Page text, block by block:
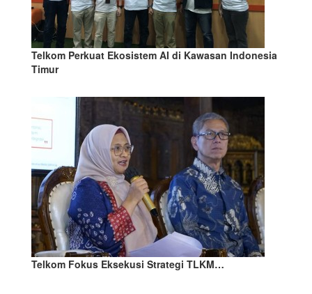
Telkom Perkuat Ekosistem AI di Kawasan Indonesia
Timur
Telkom Fokus Eksekusi Strategi TLKM…